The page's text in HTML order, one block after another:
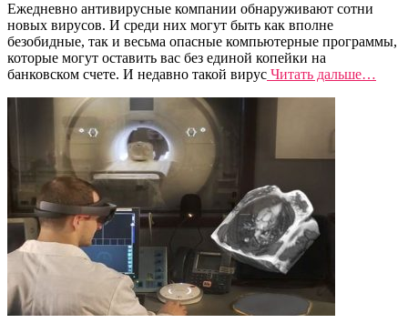
Ежедневно антивирусные компании обнаруживают сотни
новых вирусов. И среди них могут быть как вполне
безобидные, так и весьма опасные компьютерные программы,
которые могут оставить вас без единой копейки на
банковском счете. И недавно такой вирус Читать дальше…